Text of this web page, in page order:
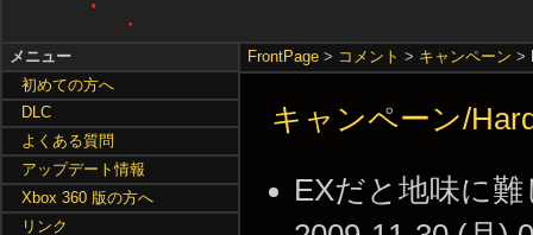
FrontPage > コメント > キャンペーン >
キャンペーン/
EXだと地味に
メニュー
初めての方へ
DLC
よくある質問
アップデート情報
Xbox 360 版の方へ
リンク